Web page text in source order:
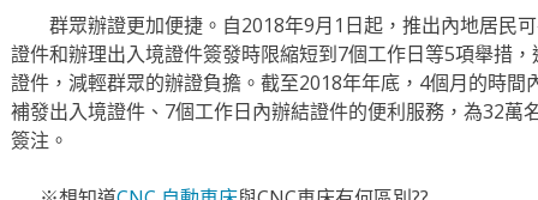
群眾辦證更加便捷。自2018年9月1日起，推出內地居民
證件和辦理出入境證件簽發時限縮短到7個工作日等5項舉措
證件，減輕群眾的辦證負擔。截至2018年年底，4個月的時間
補發出入境證件、7個工作日內辦結證件的便利服務，為32萬
簽注。